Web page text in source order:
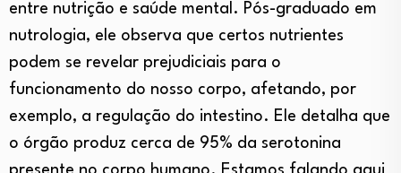
entre nutrição e saúde mental. Pós-graduado em
nutrologia, ele observa que certos nutrientes
podem se revelar prejudiciais para o
funcionamento do nosso corpo, afetando, por
exemplo, a regulação do intestino. Ele detalha que
o órgão produz cerca de 95% da serotonina